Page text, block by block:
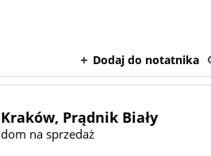
Dodaj do notatnika
Kraków, Prądnik Biały
dom na sprzedaż